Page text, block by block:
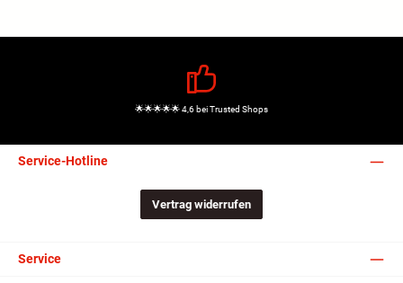
🌟🌟🌟🌟🌟 4,6 bei Trusted Shops
Service-Hotline
Vertrag widerrufen
Service